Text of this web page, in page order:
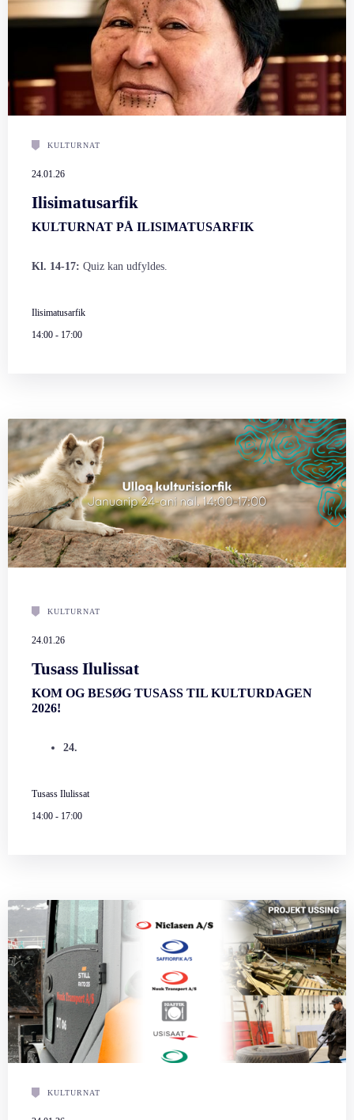
KULTURNAT
24.01.26
Ilisimatusarfik
KULTURNAT PÅ ILISIMATUSARFIK
Kl. 14-17: Quiz kan udfyldes.
Ilisimatusarfik
14:00 - 17:00
KULTURNAT
24.01.26
Tusass Ilulissat
KOM OG BESØG TUSASS TIL KULTURDAGEN
2026!
24.
Tusass Ilulissat
14:00 - 17:00
KULTURNAT